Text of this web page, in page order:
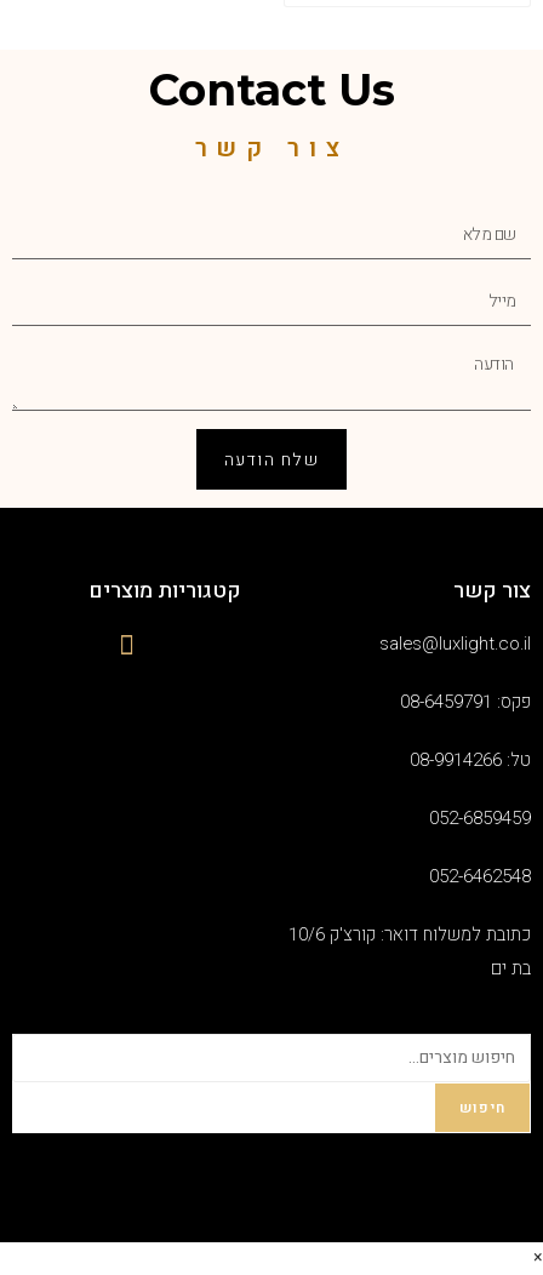
Contact Us
צור קשר
שלח הודעה
צור קשר
sales@luxlight.co.il
פקס: 08-6459791
טל: 08-9914266
052-6859459
052-6462548
כתובת למשלוח דואר: קורצ'ק 10/6
בת ים
קטגוריות מוצרים
חיפוש
×